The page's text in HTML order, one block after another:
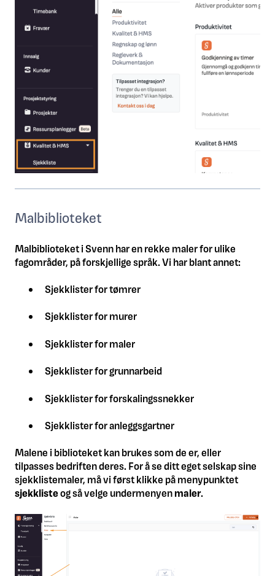
Malbiblioteket
Malbiblioteket i Svenn har en rekke maler for ulike
fagområder, på forskjellige språk. Vi har blant annet:
Sjekklister for tømrer
Sjekklister for murer
Sjekklister for maler
Sjekklister for grunnarbeid
Sjekklister for forskalingssnekker
Sjekklister for anleggsgartner
Malene i biblioteket kan brukes som de er, eller
tilpasses bedriften deres. For å se ditt eget selskap sine
sjekklistemaler, må vi først klikke på menypunktet
sjekklisteog så velge undermenyenmaler.